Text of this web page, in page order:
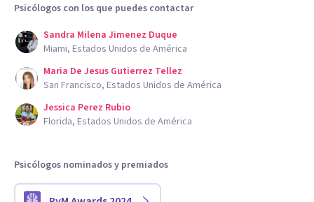
Psicólogos con los que puedes contactar
Sandra Milena Jimenez Duque
Miami, Estados Unidos de América
Maria De Jesus Gutierrez Tellez
San Francisco, Estados Unidos de América
Jessica Perez Rubio
Florida, Estados Unidos de América
Psicólogos nominados y premiados